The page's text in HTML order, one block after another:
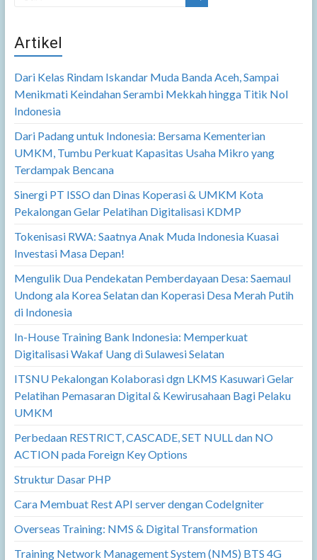
Artikel
Dari Kelas Rindam Iskandar Muda Banda Aceh, Sampai
Menikmati Keindahan Serambi Mekkah hingga Titik Nol
Indonesia
Dari Padang untuk Indonesia: Bersama Kementerian
UMKM, Tumbu Perkuat Kapasitas Usaha Mikro yang
Terdampak Bencana
Sinergi PT ISSO dan Dinas Koperasi & UMKM Kota
Pekalongan Gelar Pelatihan Digitalisasi KDMP
Tokenisasi RWA: Saatnya Anak Muda Indonesia Kuasai
Investasi Masa Depan!
Mengulik Dua Pendekatan Pemberdayaan Desa: Saemaul
Undong ala Korea Selatan dan Koperasi Desa Merah Putih
di Indonesia
In-House Training Bank Indonesia: Memperkuat
Digitalisasi Wakaf Uang di Sulawesi Selatan
ITSNU Pekalongan Kolaborasi dgn LKMS Kasuwari Gelar
Pelatihan Pemasaran Digital & Kewirusahaan Bagi Pelaku
UMKM
Perbedaan RESTRICT, CASCADE, SET NULL dan NO
ACTION pada Foreign Key Options
Struktur Dasar PHP
Cara Membuat Rest API server dengan CodeIgniter
Overseas Training: NMS & Digital Transformation
Training Network Management System (NMS) BTS 4G